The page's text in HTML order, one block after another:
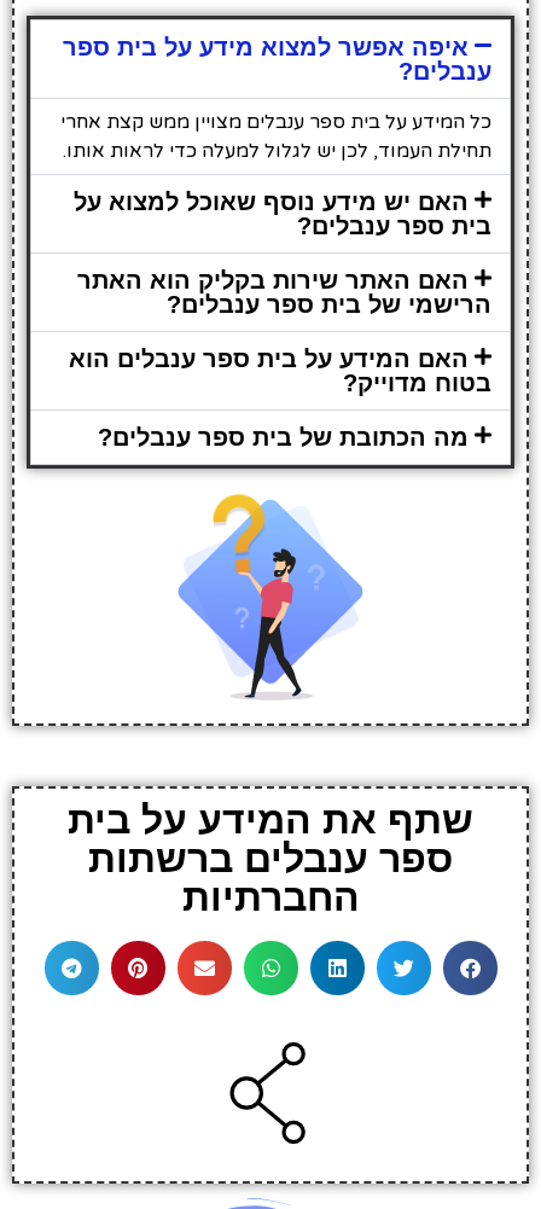
איפה אפשר למצוא מידע על בית ספר
ענבלים?
כל המידע על בית ספר ענבלים מצויין ממש קצת אחרי
תחילת העמוד, לכן יש לגלול למעלה כדי לראות אותו.
האם יש מידע נוסף שאוכל למצוא על
בית ספר ענבלים?
האם האתר שירות בקליק הוא האתר
הרישמי של בית ספר ענבלים?
האם המידע על בית ספר ענבלים הוא
בטוח מדוייק?
מה הכתובת של בית ספר ענבלים?
שתף את המידע על בית
ספר ענבלים ברשתות
החברתיות